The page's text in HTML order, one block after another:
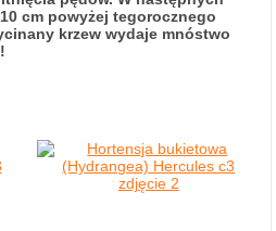
cm powyżej tegorocznego
krzew wydaje mnóstwo